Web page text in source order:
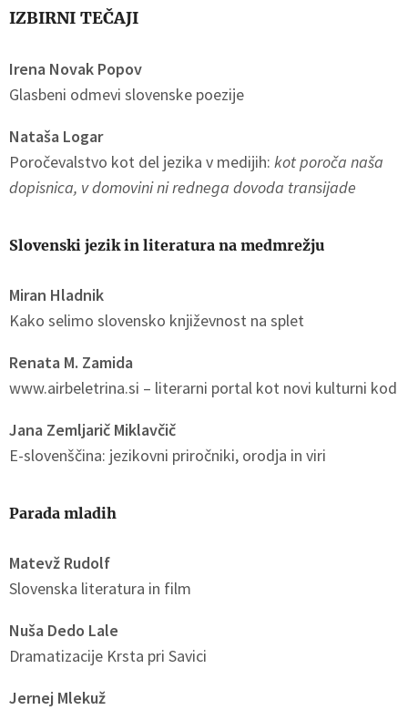
IZBIRNI TEČAJI
Irena Novak Popov
Glasbeni odmevi slovenske poezije
Nataša Logar
Poročevalstvo kot del jezika v medijih: kot poroča naša
dopisnica, v domovini ni rednega dovoda transijade
Slovenski jezik in literatura na medmrežju
Miran Hladnik
Kako selimo slovensko književnost na splet
Renata M. Zamida
www.airbeletrina.si – literarni portal kot novi kulturni kod
Jana Zemljarič Miklavčič
E-slovenščina: jezikovni priročniki, orodja in viri
Parada mladih
Matevž Rudolf
Slovenska literatura in film
Nuša Dedo Lale
Dramatizacije Krsta pri Savici
Jernej Mlekuž